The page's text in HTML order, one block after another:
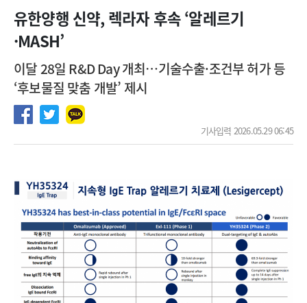
[서울아산병원] 2026년 하반기 인턴 모집
[영남대학교의료원] 마취통증의학과 임기제 임상의사 채용
유한양행 신약, 렉라자 후속 ‘알레르기
·MASH’
이달 28일 R&D Day 개최…기술수출·조건부 허가 등
‘후보물질 맞춤 개발’ 제시
기사입력 2026.05.29 06:45